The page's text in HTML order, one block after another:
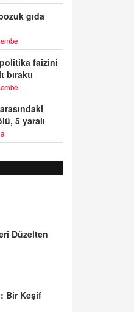
gıda
faizini
bıraktı
5 yaralı